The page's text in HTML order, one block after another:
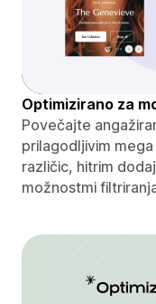
Optimizirano za
Povečajte
prilagodljivim
različic, hitrim
možnostmi